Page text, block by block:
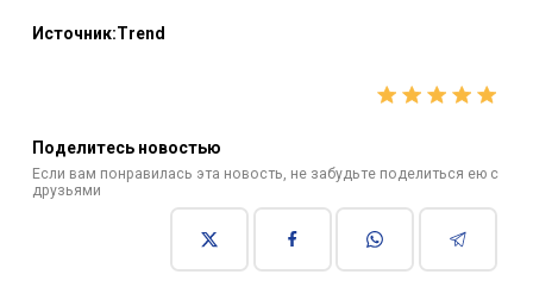
Источник:Trend
Поделитесь новостью
Если вам понравилась эта новость, не забудьте поделиться ею с
друзьями